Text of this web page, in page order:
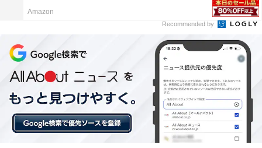
柳葉敏郎、いしだあゆみを追悼。ツーショット
に「最後の共演者がギバちゃんだっんだね」の
Amazon
Recommended by